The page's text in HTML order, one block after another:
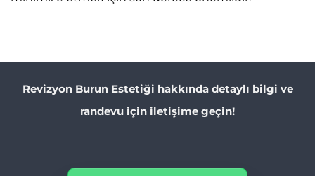
Revizyon Burun Estetiği hakkında detaylı bilgi ve
randevu için iletişime geçin!